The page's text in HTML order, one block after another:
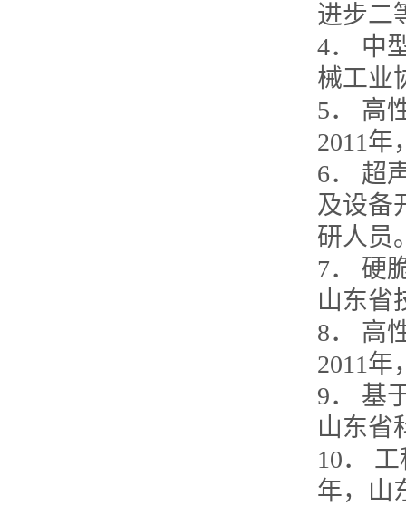
进步二
4． 中
械工业
5． 高
2011年
6． 超
及设备
研人员
7． 硬
山东省
8． 高
2011年
9． 基
山东省
10．
年，山